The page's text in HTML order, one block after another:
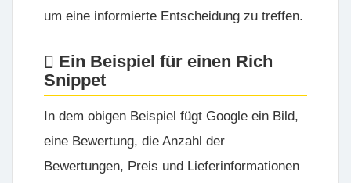
um eine informierte Entscheidung zu treffen.
Ein Beispiel für einen Rich
Snippet
In dem obigen Beispiel fügt Google ein Bild,
eine Bewertung, die Anzahl der
Bewertungen, Preis und Lieferinformationen